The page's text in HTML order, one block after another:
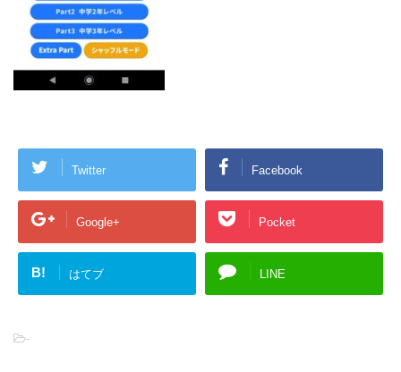
Twitter Facebook
Google+ Pocket
B! はてブ LINE
-